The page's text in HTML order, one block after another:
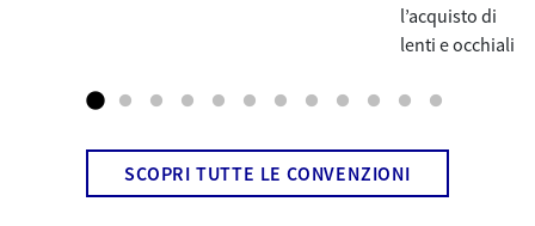
l’acquisto di
lenti e occhiali
SCOPRI TUTTE LE CONVENZIONI